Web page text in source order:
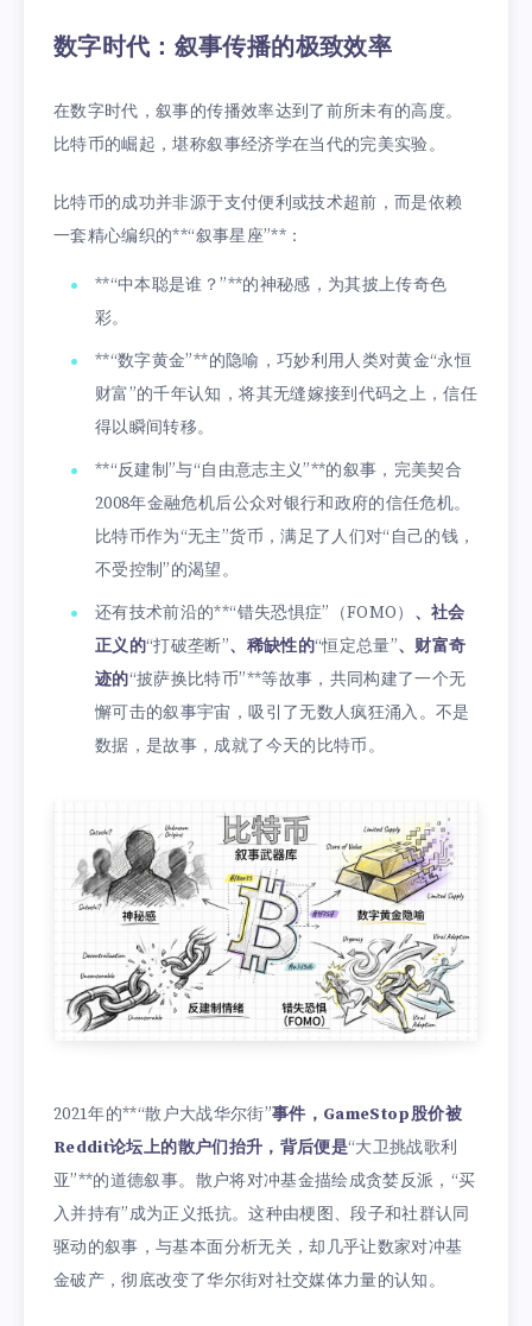
数字时代：叙事传播的极致效率
在数字时代，叙事的传播效率达到了前所未有的高度。
比特币的崛起，堪称叙事经济学在当代的完美实验。
比特币的成功并非源于支付便利或技术超前，而是依赖
一套精心编织的**“叙事星座”**：
**“中本聪是谁？”**的神秘感，为其披上传奇色
彩。
**“数字黄金”**的隐喻，巧妙利用人类对黄金“永恒
财富”的千年认知，将其无缝嫁接到代码之上，信任
得以瞬间转移。
**“反建制”与“自由意志主义”**的叙事，完美契合
2008年金融危机后公众对银行和政府的信任危机。
比特币作为“无主”货币，满足了人们对“自己的钱，
不受控制”的渴望。
还有技术前沿的**“错失恐惧症”（FOMO） 、社会
正义的“打破垄断”、稀缺性的“恒定总量”、财富奇
迹的“披萨换比特币”**等故事，共同构建了一个无
懈可击的叙事宇宙，吸引了无数人疯狂涌入。不是
数据，是故事，成就了今天的比特币。
2021年的**“散户大战华尔街”事件，GameStop股价被
Reddit论坛上的散户们抬升，背后便是“大卫挑战歌利
亚”**的道德叙事。散户将对冲基金描绘成贪婪反派，“买
入并持有”成为正义抵抗。这种由梗图、段子和社群认同
驱动的叙事，与基本面分析无关，却几乎让数家对冲基
金破产，彻底改变了华尔街对社交媒体力量的认知。